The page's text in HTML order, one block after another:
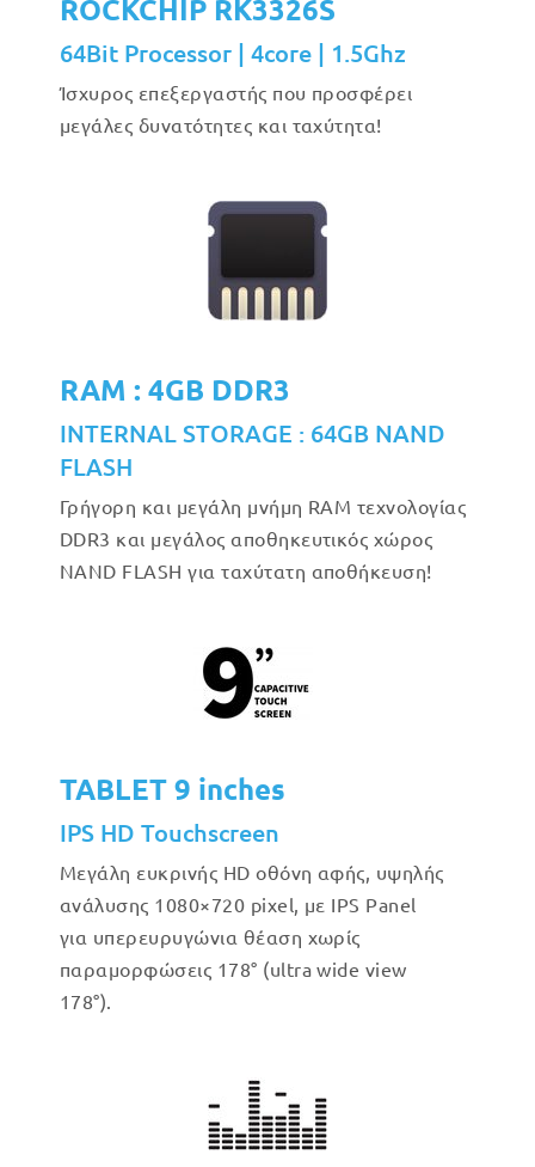
ROCKCHIP RK3326S
64Bit Processor | 4core | 1.5Ghz
Ίσχυρος επεξεργαστής που προσφέρει
μεγάλες δυνατότητες και ταχύτητα!
RAM : 4GB DDR3
INTERNAL STORAGE : 64GB NAND
FLASH
Γρήγορη και μεγάλη μνήμη RAM τεχνολογίας
DDR3 και μεγάλος αποθηκευτικός χώρος
NAND FLASH για ταχύτατη αποθήκευση!
TABLET 9 inches
IPS HD Touchscreen
Μεγάλη ευκρινής HD οθόνη αφής, υψηλής
ανάλυσης 1080×720 pixel, με IPS Panel
για υπερευρυγώνια θέαση χωρίς
παραμορφώσεις 178° (ultra wide view
178°).